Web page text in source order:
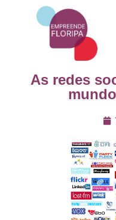
As redes